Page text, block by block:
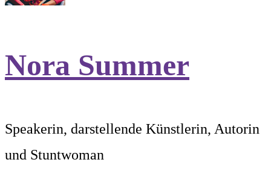
Nora Summer
Speakerin, darstellende Künstlerin, Autorin
und Stuntwoman